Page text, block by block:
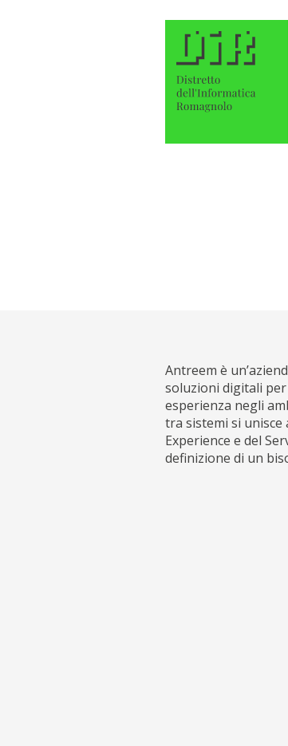
Antreem è
soluzioni digitali
esperienza negli
tra sistemi si
Experience e del
definizione di un